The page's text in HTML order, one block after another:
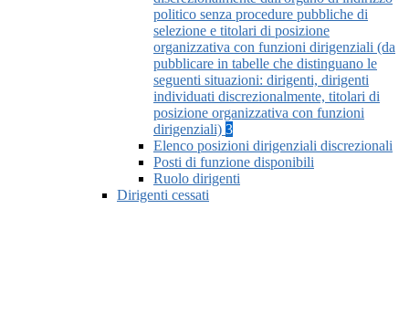
politico senza procedure pubbliche di
selezione e titolari di posizione
organizzativa con funzioni dirigenziali (da
pubblicare in tabelle che distinguano le
seguenti situazioni: dirigenti, dirigenti
individuati discrezionalmente, titolari di
posizione organizzativa con funzioni
dirigenziali) 3
Elenco posizioni dirigenziali discrezionali
Posti di funzione disponibili
Ruolo dirigenti
Dirigenti cessati